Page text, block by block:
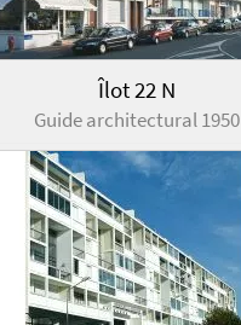
Îlot 22 N
Guide architectural 1950